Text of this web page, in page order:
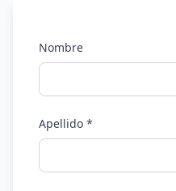
Nombre
Apellido *